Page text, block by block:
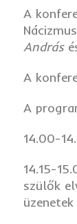
A
András
A
A
14.00-
14.15-
szülők